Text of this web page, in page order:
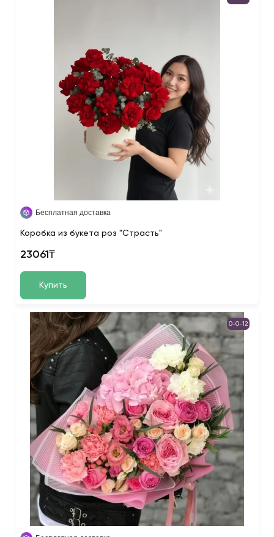
Бесплатная доставка
Коробка из букета роз "Страсть"
23061₸
Купить
0-0-12